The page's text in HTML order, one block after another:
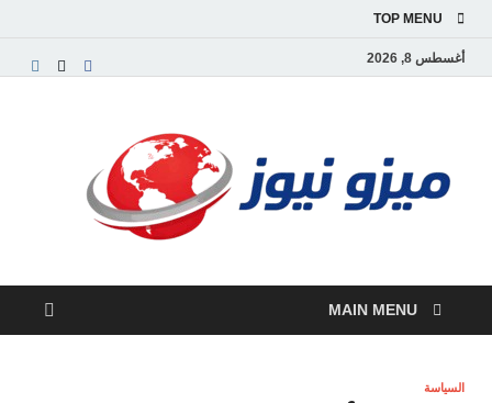
TOP MENU
أغسطس 8, 2026
MAIN MENU
السياسة